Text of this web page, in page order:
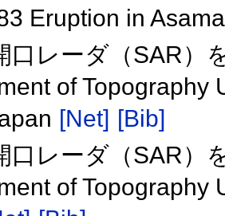
Eruption in
口レーダ（SAR）
of Topography
[Net] [Bib]
口レーダ（SAR）
of Topography